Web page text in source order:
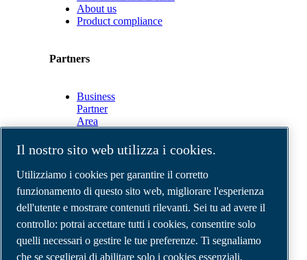
About us
Product compliance
Partners
Business
Partner
Area
Connect
2.0
Business
ABAC
Media
Gallery
©2026 Compressori d'aria ABAC
Note legali e privacy
Il nostro sito web utilizza i cookies.
Utilizziamo i cookies per garantire il corretto
funzionamento di questo sito web, migliorare l'esperienza
dell'utente e mostrare contenuti rilevanti. Sei tu ad avere il
controllo: potrai accettare tutti i cookies, consentire solo
quelli necessari o gestire le tue preferenze. Ti segnaliamo
che se sceglierai di abilitare solo i cookies essenziali,